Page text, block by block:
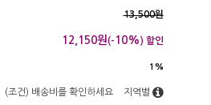
13,500원
12,150원(- 10%) 할인
1%
(조건) 배송비를 확인하세요 지역별